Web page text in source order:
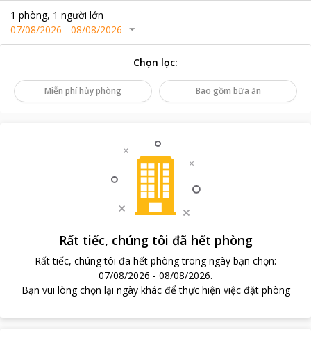
1 phòng, 1 người lớn
07/08/2026 - 08/08/2026
Chọn lọc:
Miễn phí hủy phòng Bao gồm bữa ăn
Rất tiếc, chúng tôi đã hết phòng
Rất tiếc, chúng tôi đã hết phòng trong ngày bạn chọn:
07/08/2026 - 08/08/2026.
Bạn vui lòng chọn lại ngày khác để thực hiện việc đặt phòng